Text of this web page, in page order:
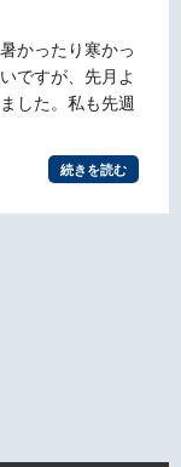
かったり寒かっ
ですが、先月よ
した。私も先週
続きを読む